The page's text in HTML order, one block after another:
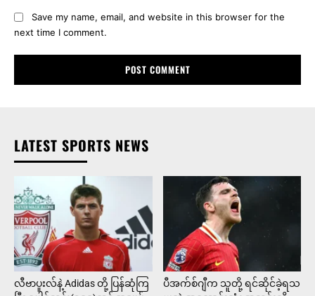
Save my name, email, and website in this browser for the
next time I comment.
LATEST SPORTS NEWS
လီဗာပူးလ်နဲ့ Adidas တို့ ပြန်ဆုံကြ
ပီအက်စ်ဂျီက သူတို့ ရင်ဆိုင်ခဲ့ရသ